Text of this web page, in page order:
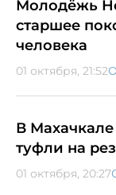
Молодёжь
старшее
человека
01 октября, 21:52
В
туфли на
01 октября, 20:27